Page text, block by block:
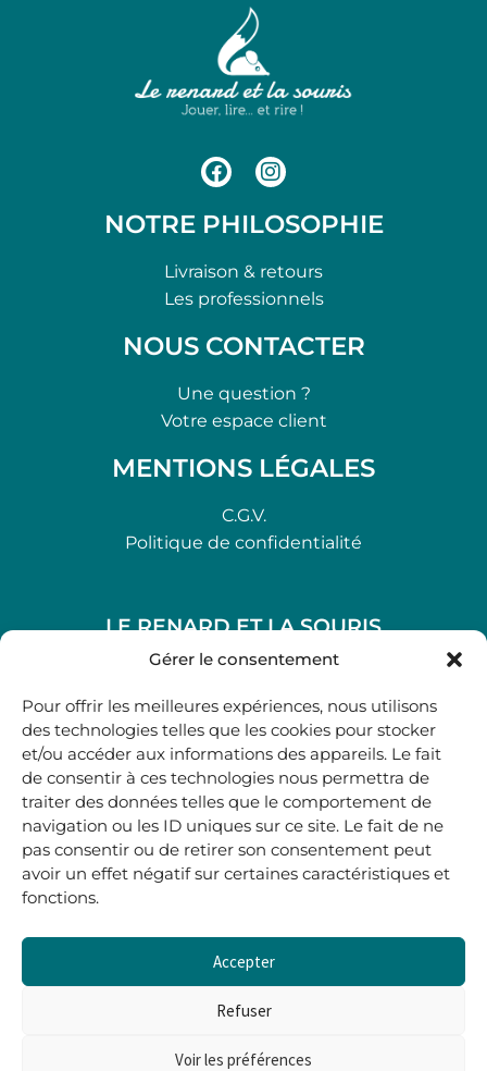
Gérer le consentement
Pour offrir les meilleures expériences, nous utilisons
des technologies telles que les cookies pour stocker
et/ou accéder aux informations des appareils. Le fait
de consentir à ces technologies nous permettra de
traiter des données telles que le comportement de
navigation ou les ID uniques sur ce site. Le fait de ne
pas consentir ou de retirer son consentement peut
avoir un effet négatif sur certaines caractéristiques et
fonctions.
Accepter
Refuser
Voir les préférences
NOTRE PHILOSOPHIE
Livraison & retours
Les professionnels
NOUS CONTACTER
Une question ?
Votre espace client
MENTIONS LÉGALES
C.G.V.
Politique de confidentialité
LE RENARD ET LA SOURIS
48, rue Maubec 33210 LANGON
05 40 41 37 18
.
MARDI AU SAMEDI
10H00-12H45 | 14H00 -19H00
boutique@lerenardetlasouris.com
Tous droits réservés © Le Renard et la Souris –